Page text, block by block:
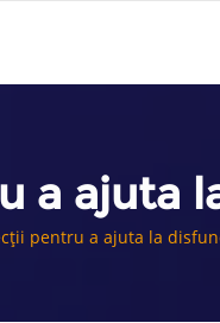
a ajuta
pentru a ajuta la